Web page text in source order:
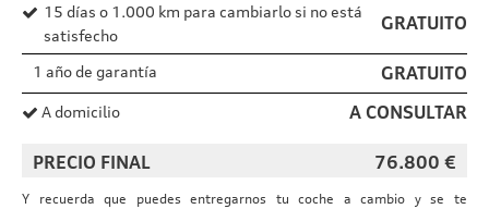
15 días o 1.000 km para cambiarlo si no está
satisfecho
GRATUITO
1 año de garantía GRATUITO
A domicilio A CONSULTAR
PRECIO FINAL 76.800 €
Y recuerda que puedes entregarnos tu coche a cambio y se te